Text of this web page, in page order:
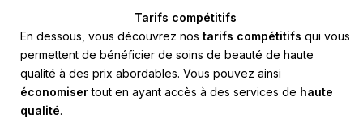
Tarifs compétitifs
En dessous, vous découvrez nos tarifs compétitifs qui vous
permettent de bénéficier de soins de beauté de haute
qualité à des prix abordables. Vous pouvez ainsi
économisertout en ayant accès à des services de haute
qualité.